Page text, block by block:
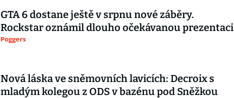
GTA 6 dostane ještě v srpnu nové záběry.
Rockstar oznámil dlouho očekávanou prezentaci
Poggers
Nová láska ve sněmovních lavicích: Decroix s
mladým kolegou z ODS v bazénu pod Sněžkou